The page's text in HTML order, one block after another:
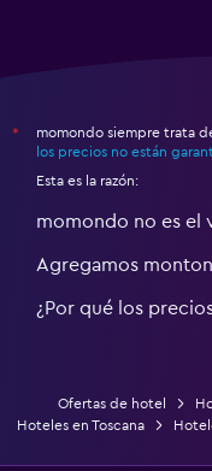
*
momondo siempre trata
los precios no están
Esta es la razón:
momondo no es el
Agregamos
¿Por qué los
Ofertas de hotel
Hoteles en Toscana